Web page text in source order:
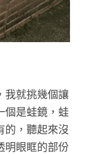
我就挑幾個讓
個是蛙鏡，蛙
的，聽起來沒
明眼眶的部份